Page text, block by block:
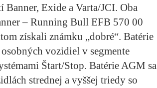
Exide a Varta/JCI. Oba
– Running Bull EFB 570 00
získali známku „dobré“. Batérie
vozidiel v segmente
Štart/Stop. Batérie AGM sa
strednej a vyššej triedy so